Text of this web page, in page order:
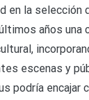
en la selección
años una
escenas y
podría encajar